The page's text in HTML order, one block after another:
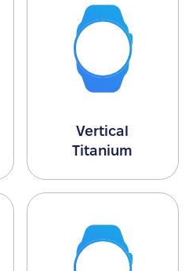
Vertical
Titanium